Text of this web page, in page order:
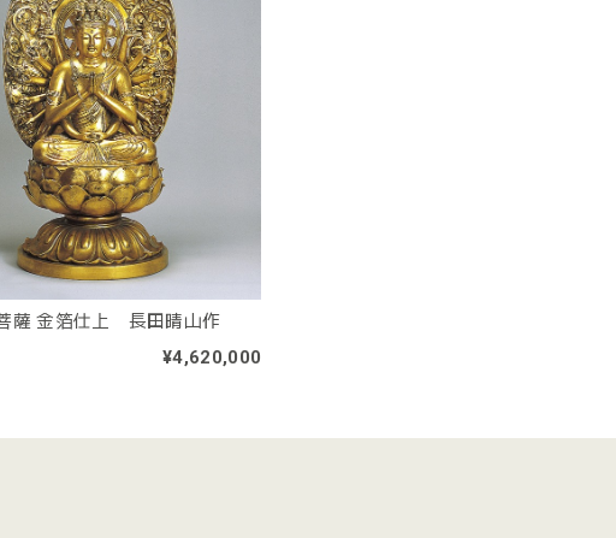
薩 金箔仕上 長田晴山作
¥4,620,000